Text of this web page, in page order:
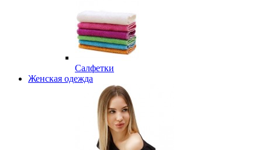
Салфетки
Женская одежда